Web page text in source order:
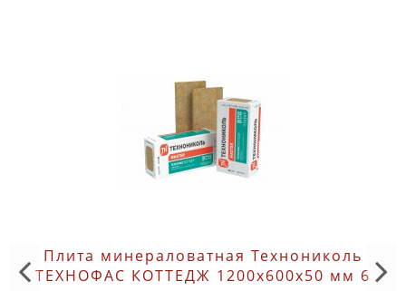
Плита минераловатная Технониколь
ТЕХНОФАС КОТТЕДЖ 1200х600х50 мм 6